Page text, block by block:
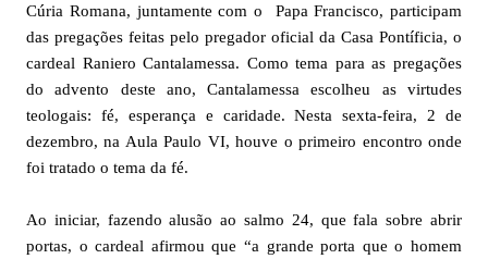
Cúria Romana, juntamente com o Papa Francisco, participam
das pregações feitas pelo pregador oficial da Casa Pontíficia, o
cardeal Raniero Cantalamessa. Como tema para as pregações
do advento deste ano, Cantalamessa escolheu as virtudes
teologais: fé, esperança e caridade. Nesta sexta-feira, 2 de
dezembro, na Aula Paulo VI, houve o primeiro encontro onde
foi tratado o tema da fé.
Ao iniciar, fazendo alusão ao salmo 24, que fala sobre abrir
portas, o cardeal afirmou que “a grande porta que o homem